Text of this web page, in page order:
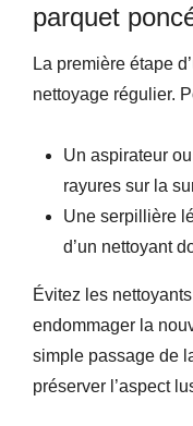
parquet
La première étape
nettoyage régulier.
Un aspirateur
rayures sur la
Une serpillière
d’un nettoyant
Évitez les
endommager la
simple passage de
préserver l’aspect